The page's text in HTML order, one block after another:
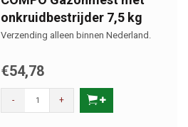
onkruidbestrijder 7,5 kg
Verzending alleen binnen Nederland.
€54,78
- +